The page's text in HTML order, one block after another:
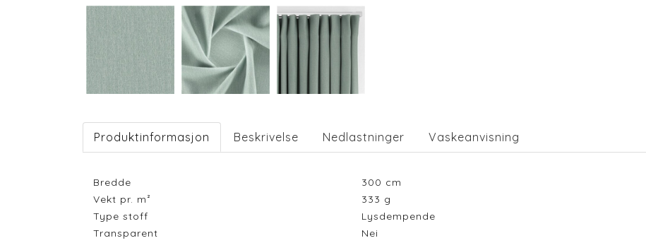
Produktinformasjon Beskrivelse Nedlastninger Vaskeanvisning
Bredde 300 cm
Vekt pr. m²
333 g
Type stoff
Lysdempende
Transparent
Nei